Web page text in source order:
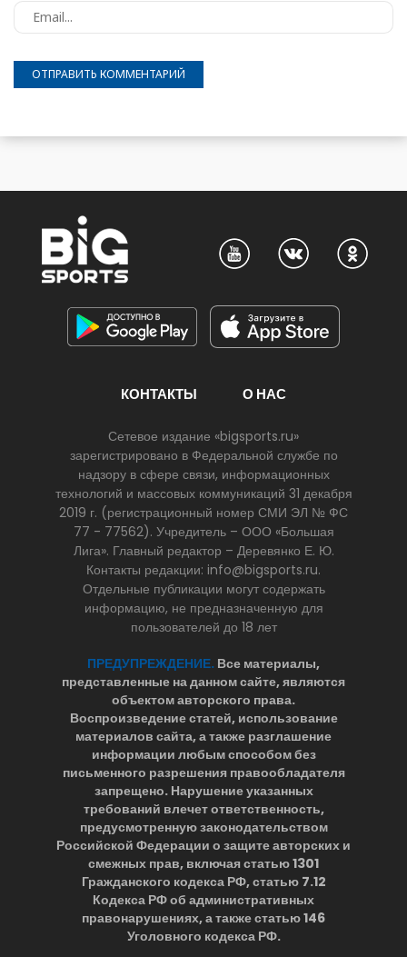
КОНТАКТЫ О НАС
Сетевое издание «bigsports.ru»
зарегистрировано в Федеральной службе по
надзору в сфере связи, информационных
технологий и массовых коммуникаций 31 декабря
2019 г. (регистрационный номер СМИ ЭЛ № ФС
77 - 77562). Учредитель – ООО «Большая
Лига». Главный редактор – Деревянко Е. Ю.
Контакты редакции: info@bigsports.ru.
Отдельные публикации могут содержать
информацию, не предназначенную для
пользователей до 18 лет
ПРЕДУПРЕЖДЕНИЕ. Все материалы,
представленные на данном сайте, являются
объектом авторского права.
Воспроизведение статей, использование
материалов сайта, а также разглашение
информации любым способом без
письменного разрешения правообладателя
запрещено. Нарушение указанных
требований влечет ответственность,
предусмотренную законодательством
Российской Федерации о защите авторских и
смежных прав, включая статью 1301
Гражданского кодекса РФ, статью 7.12
Кодекса РФ об административных
правонарушениях, а также статью 146
Уголовного кодекса РФ.